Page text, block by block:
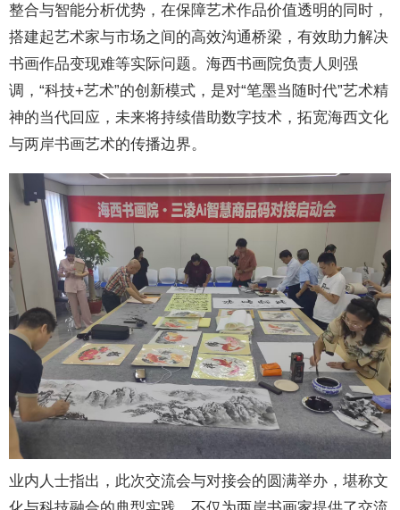
整合与智能分析优势，在保障艺术作品价值透明的同时，
搭建起艺术家与市场之间的高效沟通桥梁，有效助力解决
书画作品变现难等实际问题。海西书画院负责人则强
调，“科技+艺术”的创新模式，是对“笔墨当随时代”艺术精
神的当代回应，未来将持续借助数字技术，拓宽海西文化
与两岸书画艺术的传播边界。
业内人士指出，此次交流会与对接会的圆满举办，堪称文